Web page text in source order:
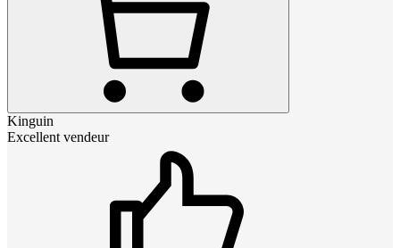
Kinguin
Excellent vendeur